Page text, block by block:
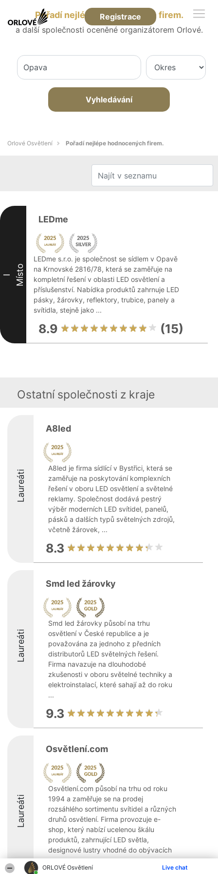
ORLOVÉ Osvětlení Live chat
Registrace
Pořadí nejlépe hodnocených firem.
a další společnosti oceněné organizátorem Orlové.
Vyhledávání
Orlové Osvětlení Pořadí nejlépe hodnocených firem.
I Místo
LEDme
LEDme s.r.o. je společnost se sídlem v Opavě
na Krnovské 2816/78, která se zaměřuje na
kompletní řešení v oblasti LED osvětlení a
příslušenství. Nabídka produktů zahrnuje LED
pásky, žárovky, reflektory, trubice, panely a
svítidla, stejně jako ...
8.9 (15)
Ostatní společnosti z kraje
Laureáti
A8led
A8led je firma sídlící v Bystřici, která se
zaměřuje na poskytování komplexních
řešení v oboru LED osvětlení a světelné
reklamy. Společnost dodává pestrý
výběr moderních LED svítidel, panelů,
pásků a dalších typů světelných zdrojů,
včetně žárovek, ...
8.3
Laureáti
Smd led žárovky
Smd led žárovky působí na trhu
osvětlení v České republice a je
považována za jednoho z předních
distributorů LED světelných řešení.
Firma navazuje na dlouhodobé
zkušenosti v oboru světelné techniky a
elektroinstalací, které sahají až do roku
...
9.3
Laureáti
Osvětlení.com
Osvětlení.com působí na trhu od roku
1994 a zaměřuje se na prodej
rozsáhlého sortimentu svítidel a různých
druhů osvětlení. Firma provozuje e-
shop, který nabízí ucelenou škálu
produktů, zahrnující LED světla,
designové lustry vhodné do obývacích
...